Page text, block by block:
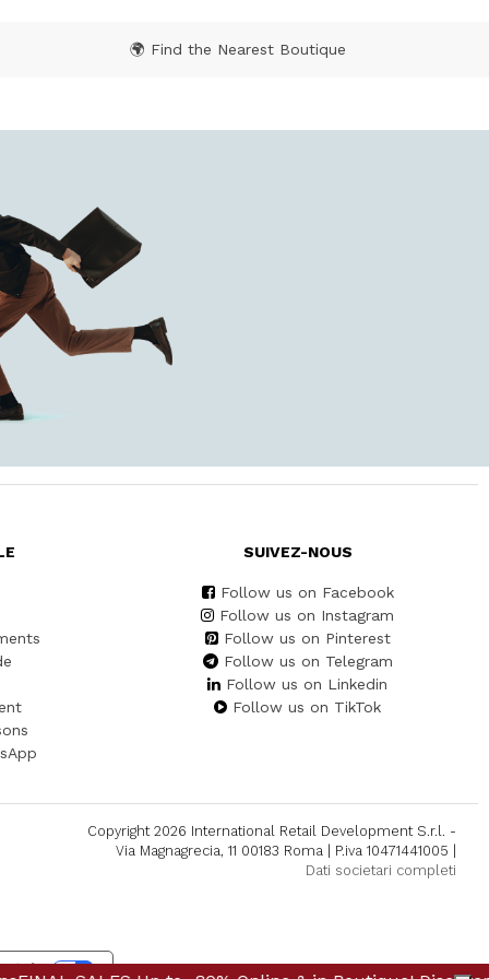
🌍 Find the Nearest Boutique
SUIVEZ-NOUS
Follow us on Facebook
Follow us on Instagram
Follow us on Pinterest
Follow us on Telegram
Follow us on Linkedin
Follow us on TikTok
Copyright 2026 International Retail Development S.r.l. -
Via Magnagrecia, 11 00183 Roma | P.iva 10471441005 |
Dati societari completi